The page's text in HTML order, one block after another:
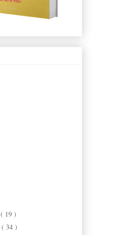
( 19 )
( 34 )